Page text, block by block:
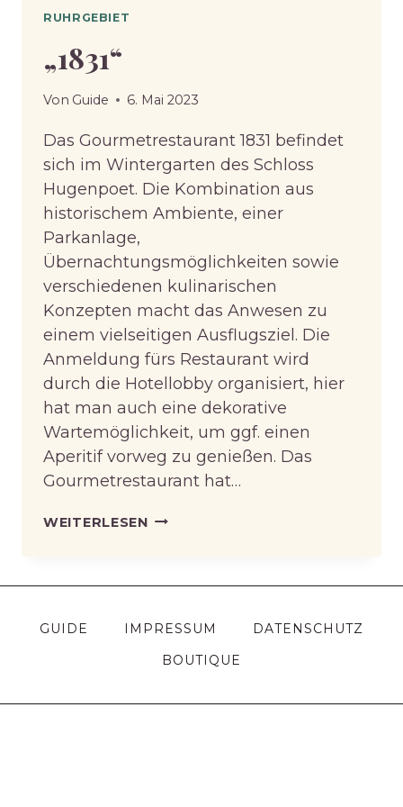
RUHRGEBIET
„1831“
Von Guide 6. Mai 2023
Das Gourmetrestaurant 1831 befindet
sich im Wintergarten des Schloss
Hugenpoet. Die Kombination aus
historischem Ambiente, einer
Parkanlage,
Übernachtungsmöglichkeiten sowie
verschiedenen kulinarischen
Konzepten macht das Anwesen zu
einem vielseitigen Ausflugsziel. Die
Anmeldung fürs Restaurant wird
durch die Hotellobby organisiert, hier
hat man auch eine dekorative
Wartemöglichkeit, um ggf. einen
Aperitif vorweg zu genießen. Das
Gourmetrestaurant hat…
WEITERLESEN„1831“
GUIDE IMPRESSUM
DATENSCHUTZ
BOUTIQUE